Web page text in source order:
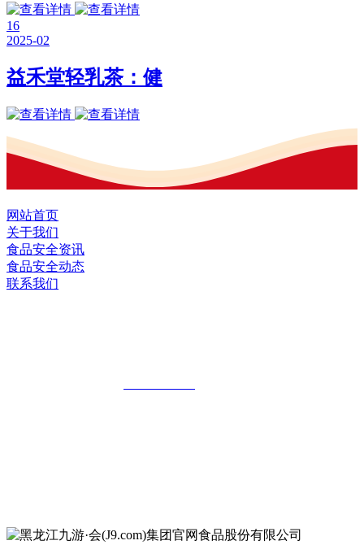
16
2025-02
益禾堂轻乳茶：健
网站首页
关于我们
食品安全资讯
食品安全动态
联系我们